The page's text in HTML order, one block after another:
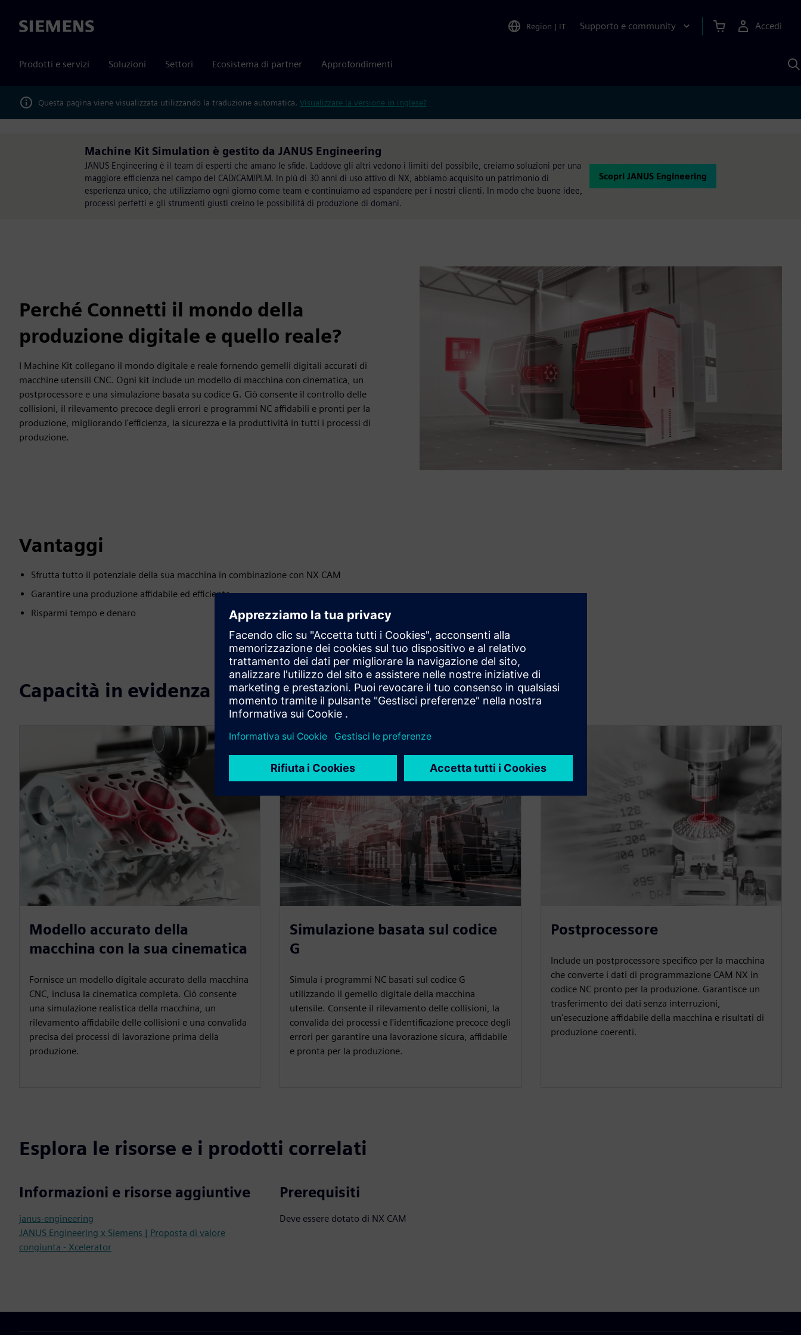
Siemens Region | IT Supporto e community Accedi
Prodotti e servizi Soluzioni Settori Ecosistema di partner Approfondimenti
Questa pagina viene visualizzata utilizzando la traduzione automatica. Visualizzare la versione in inglese?
Machine Kit Simulation è gestito da JANUS Engineering
JANUS Engineering è il team di esperti che amano le sfide. Laddove gli altri vedono i limiti del possibile, creiamo soluzioni per una
maggiore efficienza nel campo del CAD/CAM/PLM. In più di 30 anni di uso attivo di NX, abbiamo acquisito un patrimonio di
esperienza unico, che utilizziamo ogni giorno come team e continuiamo ad espandere per i nostri clienti. In modo che buone idee,
processi perfetti e gli strumenti giusti creino le possibilità di produzione di domani.
Scopri JANUS Engineering
Perché Connetti il mondo della
produzione digitale e quello reale?
I Machine Kit collegano il mondo digitale e reale fornendo gemelli digitali accurati di
macchine utensili CNC. Ogni kit include un modello di macchina con cinematica, un
postprocessore e una simulazione basata su codice G. Ciò consente il controllo delle
collisioni, il rilevamento precoce degli errori e programmi NC affidabili e pronti per la
produzione, migliorando l'efficienza, la sicurezza e la produttività in tutti i processi di
produzione.
Vantaggi
Sfrutta tutto il potenziale della sua macchina in combinazione con NX CAM
Garantire una produzione affidabile ed efficiente
Risparmi tempo e denaro
Capacità in evidenza
Modello accurato della
macchina con la sua cinematica
Fornisce un modello digitale accurato della macchina
CNC, inclusa la cinematica completa. Ciò consente
una simulazione realistica della macchina, un
rilevamento affidabile delle collisioni e una convalida
precisa dei processi di lavorazione prima della
produzione.
Simulazione basata sul codice
G
Simula i programmi NC basati sul codice G
utilizzando il gemello digitale della macchina
utensile. Consente il rilevamento delle collisioni, la
convalida dei processi e l'identificazione precoce degli
errori per garantire una lavorazione sicura, affidabile
e pronta per la produzione.
Postprocessore
Include un postprocessore specifico per la macchina
che converte i dati di programmazione CAM NX in
codice NC pronto per la produzione. Garantisce un
trasferimento dei dati senza interruzioni,
un'esecuzione affidabile della macchina e risultati di
produzione coerenti.
Esplora le risorse e i prodotti correlati
Informazioni e risorse aggiuntive
janus-engineering
JANUS Engineering x Siemens | Proposta di valore
congiunta - Xcelerator
Prerequisiti
Deve essere dotato di NX CAM